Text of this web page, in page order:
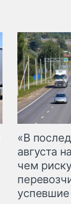
«В
августа
чем